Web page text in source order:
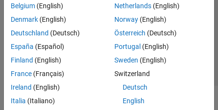
Belgium (English)
Denmark (English)
Deutschland (Deutsch)
España (Español)
Finland (English)
France (Français)
Ireland (English)
Italia (Italiano)
Netherlands(English)
Norway(English)
Österreich (Deutsch)
Portugal (English)
Sweden (English)
Switzerland
Deutsch
English
Lutte anti-piratage
Contacts locaux
© 1994-2026 The MathWorks, Inc.